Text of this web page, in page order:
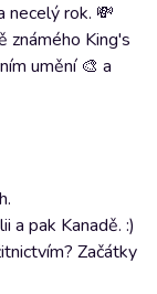
necelý rok. 💸
známého King's
umění 🎨 a
a pak Kanadě. :)
Začátky